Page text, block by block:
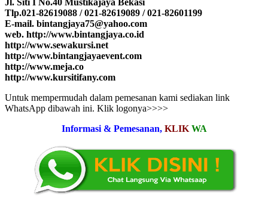
Jl. Siti I No.40 Mustikajaya Bekasi
Tlp.021-82619088 / 021-82619089 / 021-82601199
E-mail. bintangjaya75@yahoo.com
web. http://www.bintangjaya.co.id
http://www.sewakursi.net
http://www.bintangjayaevent.com
http://www.meja.co
http://www.kursitifany.com
Untuk mempermudah dalam pemesanan kami sediakan link
WhatsApp dibawah ini. Klik logonya>>>>
Informasi & Pemesanan, KLIK WA